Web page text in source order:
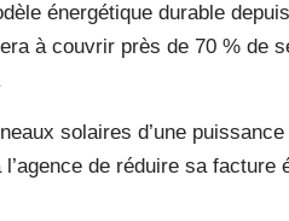
énergétique durable
à couvrir près de 70 % de
solaires d’une
de réduire sa facture